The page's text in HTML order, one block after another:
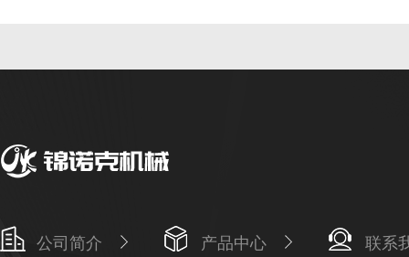
公司简介 产品中心 联系